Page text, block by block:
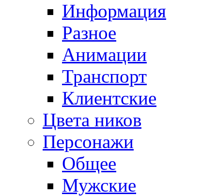
Информация
Разное
Анимации
Транспорт
Клиентские
Цвета ников
Персонажи
Общее
Мужские